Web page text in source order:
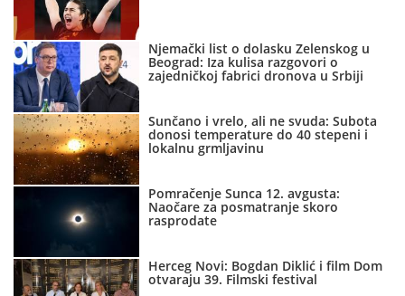
Njemački list o dolasku Zelenskog u
Beograd: Iza kulisa razgovori o
zajedničkoj fabrici dronova u Srbiji
Sunčano i vrelo, ali ne svuda: Subota
donosi temperature do 40 stepeni i
lokalnu grmljavinu
Pomračenje Sunca 12. avgusta:
Naočare za posmatranje skoro
rasprodate
Herceg Novi: Bogdan Diklić i film Dom
otvaraju 39. Filmski festival